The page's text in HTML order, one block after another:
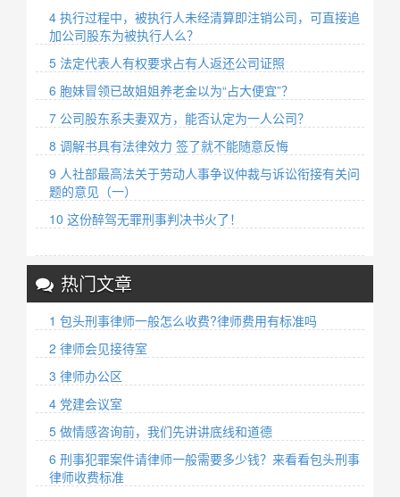
4 执行过程中，被执行人未经清算即注销公司，可直接追
加公司股东为被执行人么？
5 法定代表人有权要求占有人返还公司证照
6 胞妹冒领已故姐姐养老金以为“占大便宜”？
7 公司股东系夫妻双方，能否认定为一人公司？
8 调解书具有法律效力 签了就不能随意反悔
9 人社部最高法关于劳动人事争议仲裁与诉讼衔接有关问
题的意见（一）
10 这份醉驾无罪刑事判决书火了！
热门文章
1 包头刑事律师一般怎么收费?律师费用有标准吗
2 律师会见接待室
3 律师办公区
4 党建会议室
5 做情感咨询前，我们先讲讲底线和道德
6 刑事犯罪案件请律师一般需要多少钱？来看看包头刑事
律师收费标准